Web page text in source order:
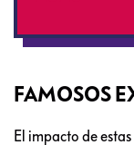
FAMOSOS
El impacto de